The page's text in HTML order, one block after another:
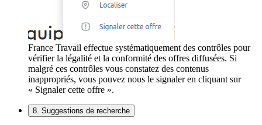
France Travail effectue systématiquement des contrôles pour
vérifier la légalité et la conformité des offres diffusées. Si
malgré ces contrôles vous constatez des contenus
inappropriés, vous pouvez nous le signaler en cliquant sur
« Signaler cette offre ».
8. Suggestions de recherche